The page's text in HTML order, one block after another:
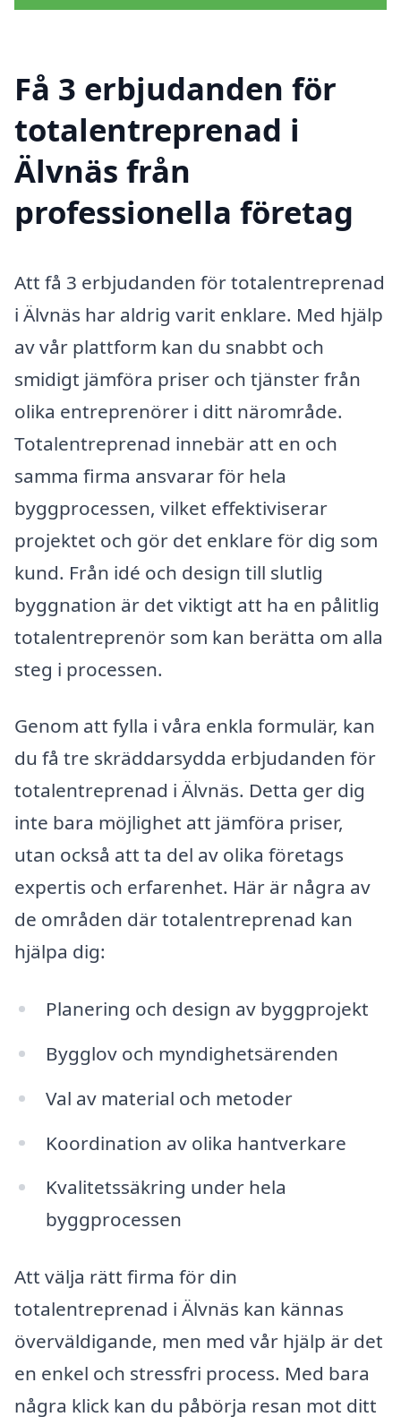
Få 3 erbjudanden för
totalentreprenad i
Älvnäs från
professionella företag
Att få 3 erbjudanden för totalentreprenad
i Älvnäs har aldrig varit enklare. Med hjälp
av vår plattform kan du snabbt och
smidigt jämföra priser och tjänster från
olika entreprenörer i ditt närområde.
Totalentreprenad innebär att en och
samma firma ansvarar för hela
byggprocessen, vilket effektiviserar
projektet och gör det enklare för dig som
kund. Från idé och design till slutlig
byggnation är det viktigt att ha en pålitlig
totalentreprenör som kan berätta om alla
steg i processen.
Genom att fylla i våra enkla formulär, kan
du få tre skräddarsydda erbjudanden för
totalentreprenad i Älvnäs. Detta ger dig
inte bara möjlighet att jämföra priser,
utan också att ta del av olika företags
expertis och erfarenhet. Här är några av
de områden där totalentreprenad kan
hjälpa dig:
Planering och design av byggprojekt
Bygglov och myndighetsärenden
Val av material och metoder
Koordination av olika hantverkare
Kvalitetssäkring under hela
byggprocessen
Att välja rätt firma för din
totalentreprenad i Älvnäs kan kännas
överväldigande, men med vår hjälp är det
en enkel och stressfri process. Med bara
några klick kan du påbörja resan mot ditt